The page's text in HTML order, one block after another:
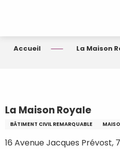
Accueil La Maison
La Maison Royale
BÂTIMENT CIVIL REMARQUABLE
16 Avenue Jacques Prévost,